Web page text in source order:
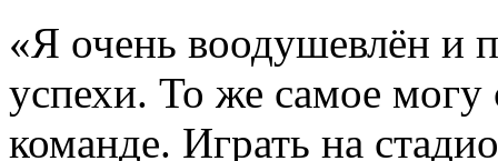
«Я очень воодушевлён и
успехи. То же самое могу
команде. Играть на